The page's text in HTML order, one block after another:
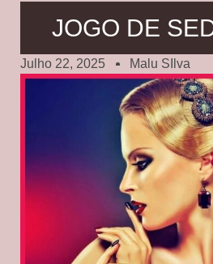
JOGO DE
Julho 22, 2025 Malu SIlva